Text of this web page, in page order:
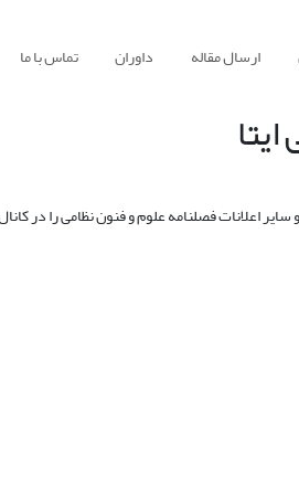
ارسال مقاله داوران تماس با ما
اعلانات فصلنامه علوم و فنون نظامی را